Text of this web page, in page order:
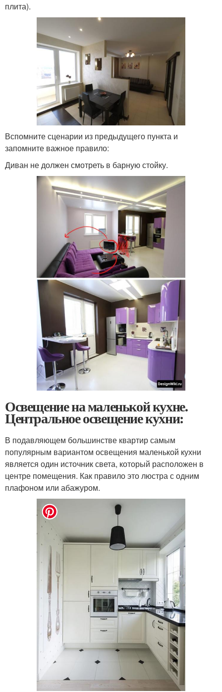
плита).
Вспомните сценарии из предыдущего пункта и
запомните важное правило:
Диван не должен смотреть в барную стойку.
Освещение на маленькой кухне.
Центральное освещение кухни:
В подавляющем большинстве квартир самым
популярным вариантом освещения маленькой кухни
является один источник света, который расположен в
центре помещения. Как правило это люстра с одним
плафоном или абажуром.